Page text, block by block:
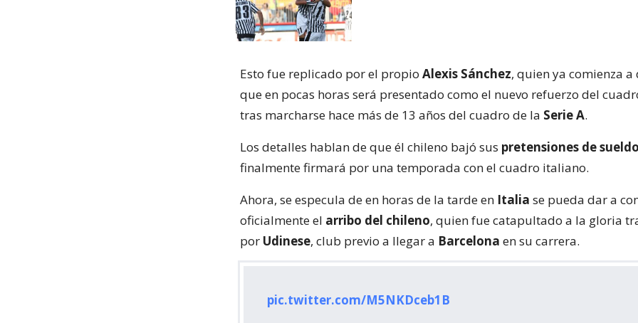
Esto fue replicado por el propio Alexis Sánchez, quien ya comienza a
que en pocas horas será presentado como el nuevo refuerzo del
tras marcharse hace más de 13 años del cuadro de la Serie A.
Los detalles hablan de que él chileno bajó sus pretensiones de sueldo
finalmente firmará por una temporada con el cuadro italiano.
Ahora, se especula de en horas de la tarde en Italia se pueda dar a
oficialmente el arribo del chileno, quien fue catapultado a la gloria
por Udinese, club previo a llegar a Barcelona en su carrera.
pic.twitter.com/M5NKDceb1B